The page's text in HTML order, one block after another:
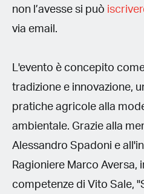
non l’avesse si può
via email.
L'evento è concepito
tradizione e innovazione,
pratiche agricole alla
ambientale. Grazie alla
Alessandro Spadoni e
Ragioniere Marco Aversa,
competenze di Vito Sale,